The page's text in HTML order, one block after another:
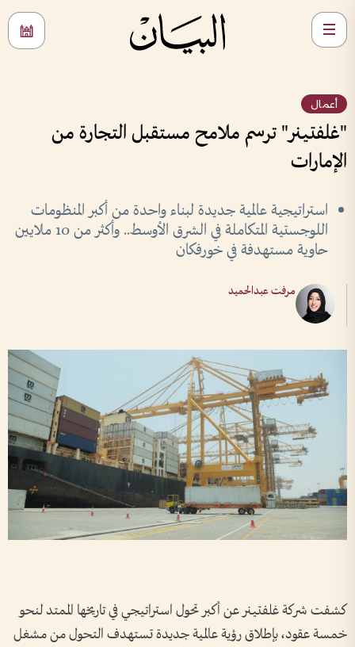
أعمال
"غلفتينر" ترسم ملامح مستقبل التجارة من
الإمارات
استراتيجية عالمية جديدة لبناء واحدة من أكبر المنظومات
اللوجستية المتكاملة في الشرق الأوسط.. وأكثر من 10 ملايين
حاوية مستهدفة في خورفكان
مرفت عبدالحميد
كشفت شركة غلفتينر عن أكبر تحول استراتيجي في تاريخها الممتد لنحو
خمسة عقود، بإطلاق رؤية عالمية جديدة تستهدف التحول من مشغل